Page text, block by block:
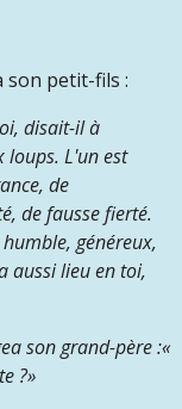
son petit-fils :
disait-il à
loups. L'un est
de
de fausse fierté.
généreux,
aussi lieu en toi,
son grand-père :«
?»